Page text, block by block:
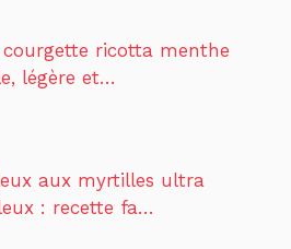
courgette ricotta menthe
légère et…
aux myrtilles ultra
: recette fa…